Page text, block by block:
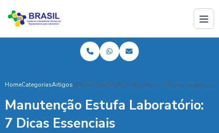
HomeCategoriasArtigosManutenção Estufa Laboratório: 7 Dicas Essenciais
Manutenção Estufa Laboratório:
7 Dicas Essenciais